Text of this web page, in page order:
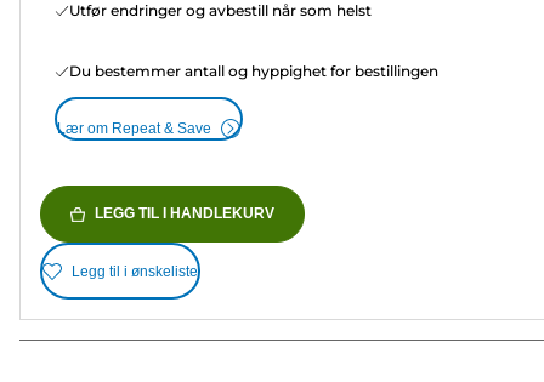
Utfør endringer og avbestill når som helst
Du bestemmer antall og hyppighet for bestillingen
Lær om Repeat & Save
LEGG TIL I HANDLEKURV
Legg til i ønskeliste